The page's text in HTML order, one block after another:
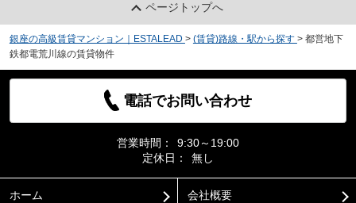
ページトップへ
銀座の高級賃貸マンション｜ESTALEAD > (賃貸)路線・駅から探す > 都営地下
鉄都電荒川線の賃貸物件
電話でお問い合わせ
営業時間：
9:30～19:00
定休日：
無し
ホーム 会社概要